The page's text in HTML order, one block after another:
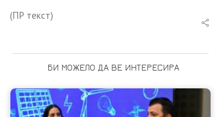
(ПР текст)
БИ МОЖЕЛО ДА ВЕ ИНТЕРЕСИРА